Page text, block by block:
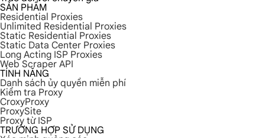
SẢN PHẨM
Residential Proxies
Unlimited Residential Proxies
Static Residential Proxies
Static Data Center Proxies
Long Acting ISP Proxies
Web Scraper API
TÍNH NĂNG
Danh sách ủy quyền miễn phí
Kiểm tra Proxy
CroxyProxy
ProxySite
Proxy từ ISP
TRƯỜNG HỢP SỬ DỤNG